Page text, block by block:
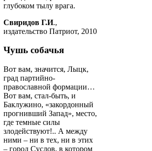
глубоком тылу врага.
Свиридов Г.И.,
издательство Патриот, 2010
Чушь собачья
Вот вам, значится, Лыцк,
град партийно-
православной формации…
Вот вам, стал-быть, и
Баклужино, «закордонный
прогнивший Запад», место,
где темные силы
злодействуют!.. А между
ними – ни в тех, ни в этих
– город Суслов, в котором